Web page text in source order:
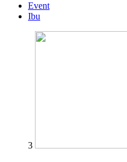
Event
Ibu
3